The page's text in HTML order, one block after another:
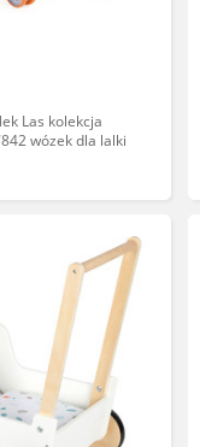
Las kolekcja
wózek dla lalki